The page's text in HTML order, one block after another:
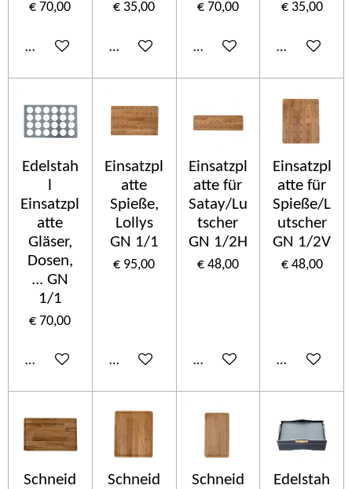
€ 70,00
In winkelwagen
€ 35,00
In winkelwagen
€ 70,00
In winkelwagen
€ 35,00
In
Edelstah
Einsatzpl
atte
Gläser,
Dosen,
... GN
1/1
€ 70,00
In winkelwagen
Einsatzpl
atte
Spieße,
Lollys
GN 1/1
€ 95,00
In winkelwagen
Einsatzpl
atte für
Satay/Lu
tscher
GN 1/2H
€ 48,00
In winkelwagen
Einsatzpl
atte für
Spieße/L
utscher
GN 1/2V
€ 48,00
In
Schneid
Schneid
Schneid
Edelstah